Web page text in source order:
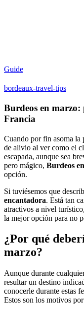
Guide
bordeaux-travel-tips
Burdeos en marzo:
Francia
Cuando por fin asoma la
de alivio al ver como el
escapada, aunque sea
pero mágico, Burdeos
opción.
Si tuviésemos que
encantadora. Está tan
atractivos a nivel
la mejor opción para no
¿Por qué
marzo?
Aunque durante
resultar un destino
conocerle durante estas
Estos son los motivos